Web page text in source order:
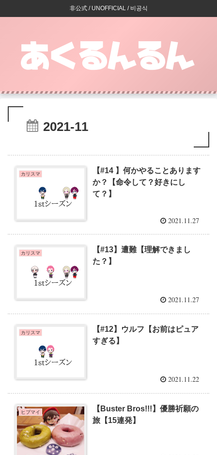
非公式 / UNOFFICIAL / 비공식
2021-11
カリスマ
【#14 】何かやることあります
か？【命令して？好きにし
て？】
2021.11.27
カリスマ
【#13】遭難【理解できまし
た？】
2021.11.27
カリスマ
【#12】ウルフ【お前はピュア
すぎる】
2021.11.22
ヒプマイ
【Buster Bros!!!】優勝祈願の
旅【15連発】